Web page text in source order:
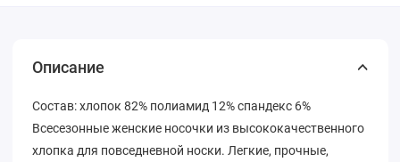
Описание
Состав: хлопок 82% полиамид 12% спандекс 6%
Всесезонные женские носочки из высококачественного
хлопка для повседневной носки. Легкие, прочные,